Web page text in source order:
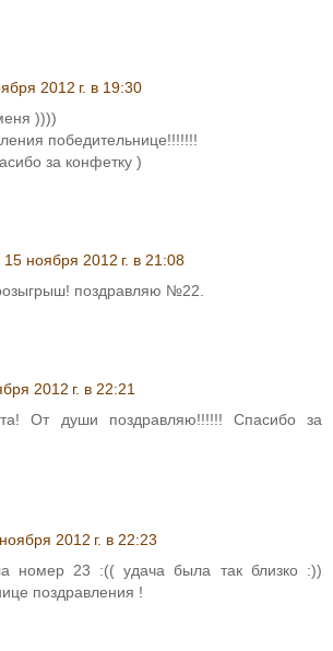
2012 г. в 19:30
))))
победительнице!!!!!!!
за конфетку )
15 ноября 2012 г. в 21:08
поздравляю №22.
2012 г. в 22:21
От души поздравляю!!!!!! Спасибо за
2012 г. в 22:23
номер 23 :(( удача была так близко :))
поздравления !